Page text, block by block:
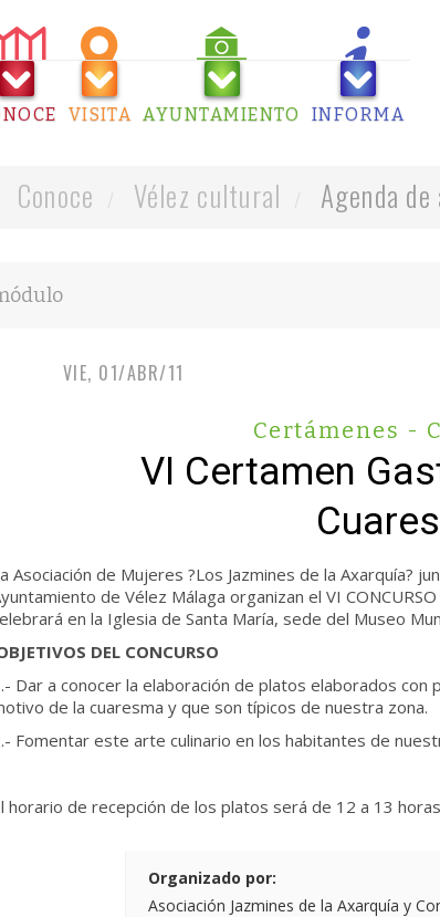
VISITA AYUNTAMIENTO INFORMA
Conoce Vélez cultural Agenda
VIE, 01/ABR/11
Certámenes -
VI Certamen
Asociación de Mujeres ?Los Jazmines de la Axarquía?
de Vélez Málaga organizan el VI
en la Iglesia de Santa María, sede del Museo
DEL CONCURSO
Dar a conocer la elaboración de platos elaborados
de la cuaresma y que son típicos de nuestra zona.
Fomentar este arte culinario en los habitantes de
horario de recepción de los platos será de 12 a 13 horas
Organizado por:
Asociación Jazmines de la Axarquía y